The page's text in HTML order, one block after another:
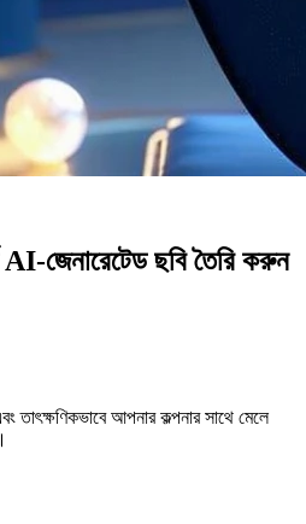
AI-জেনারেটেড ছবি তৈরি করুন
তাৎক্ষণিকভাবে আপনার কল্পনার সাথে মেলে